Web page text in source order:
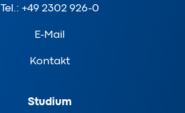
Tel.: +49 2302 926-0
E-Mail
Kontakt
Studium